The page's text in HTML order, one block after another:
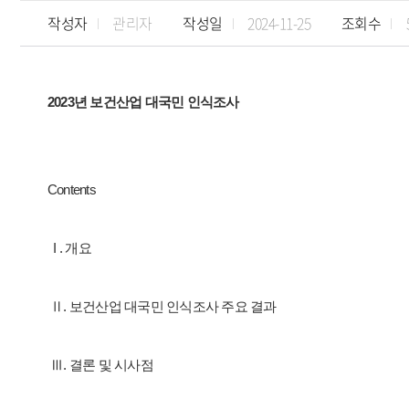
작성자 관리자 작성일 2024-11-25 조회수
2023년 보건산업 대국민 인식조사
Contents
I . 개요
Ⅱ. 보건산업 대국민 인식조사 주요 결과
Ⅲ. 결론 및 시사점